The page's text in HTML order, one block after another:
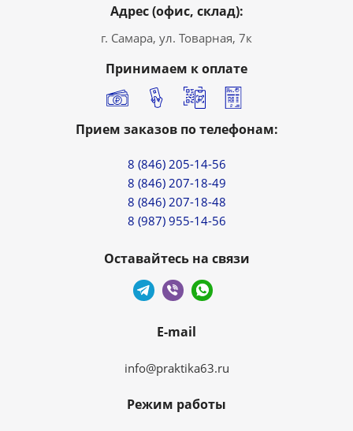
Адрес (офис, склад):
г. Самара, ул. Товарная, 7к
Принимаем к оплате
Прием заказов по телефонам:
8 (846) 205-14-56
8 (846) 207-18-49
8 (846) 207-18-48
8 (987) 955-14-56
Оставайтесь на связи
E-mail
info@praktika63.ru
Режим работы